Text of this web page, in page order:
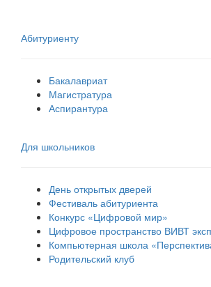
Абитуриенту
Бакалавриат
Магистратура
Аспирантура
Для школьников
День открытых дверей
Фестиваль абитуриента
Конкурс «Цифровой мир»
Цифровое пространство ВИВТ
Компьютерная школа
Родительский клуб